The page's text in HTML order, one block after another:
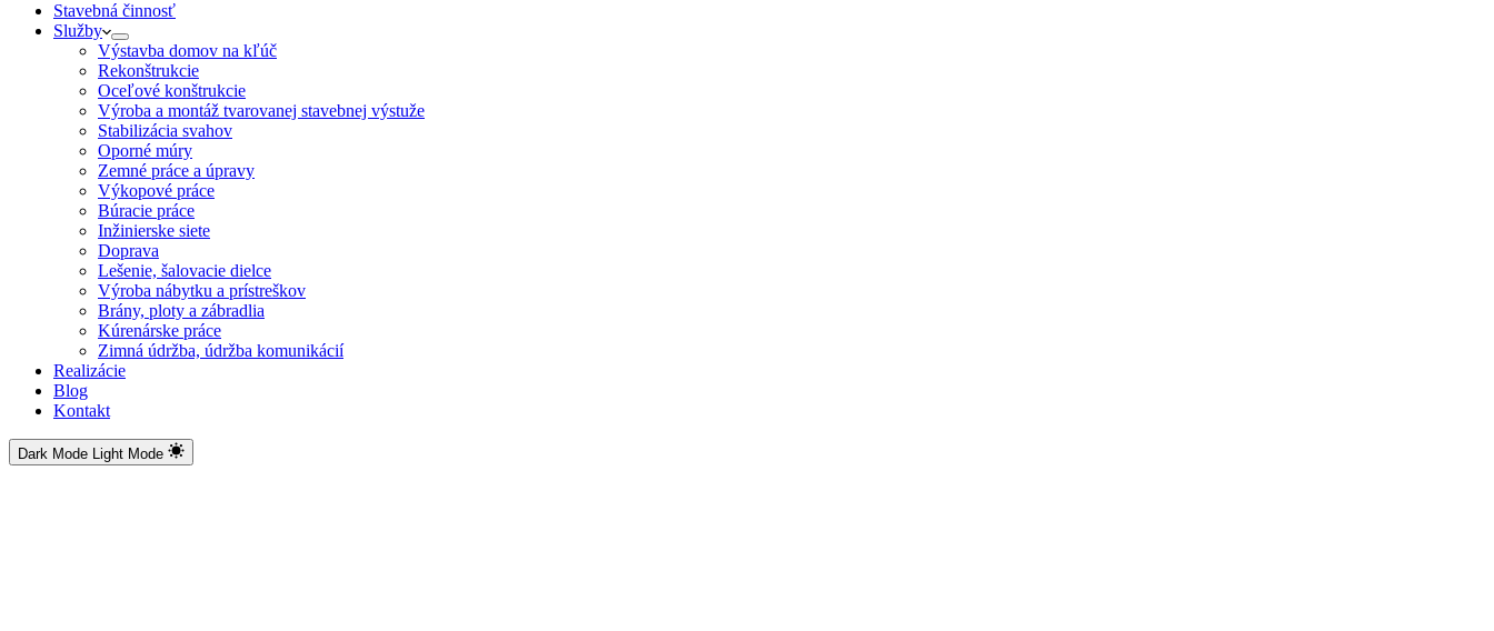
Stavebná činnosť
Služby
Výstavba domov na kľúč
Rekonštrukcie
Oceľové konštrukcie
Výroba a montáž tvarovanej stavebnej výstuže
Stabilizácia svahov
Oporné múry
Zemné práce a úpravy
Výkopové práce
Búracie práce
Inžinierske siete
Doprava
Lešenie, šalovacie dielce
Výroba nábytku a prístreškov
Brány, ploty a zábradlia
Kúrenárske práce
Zimná údržba, údržba komunikácií
Realizácie
Blog
Kontakt
Dark Mode Light Mode